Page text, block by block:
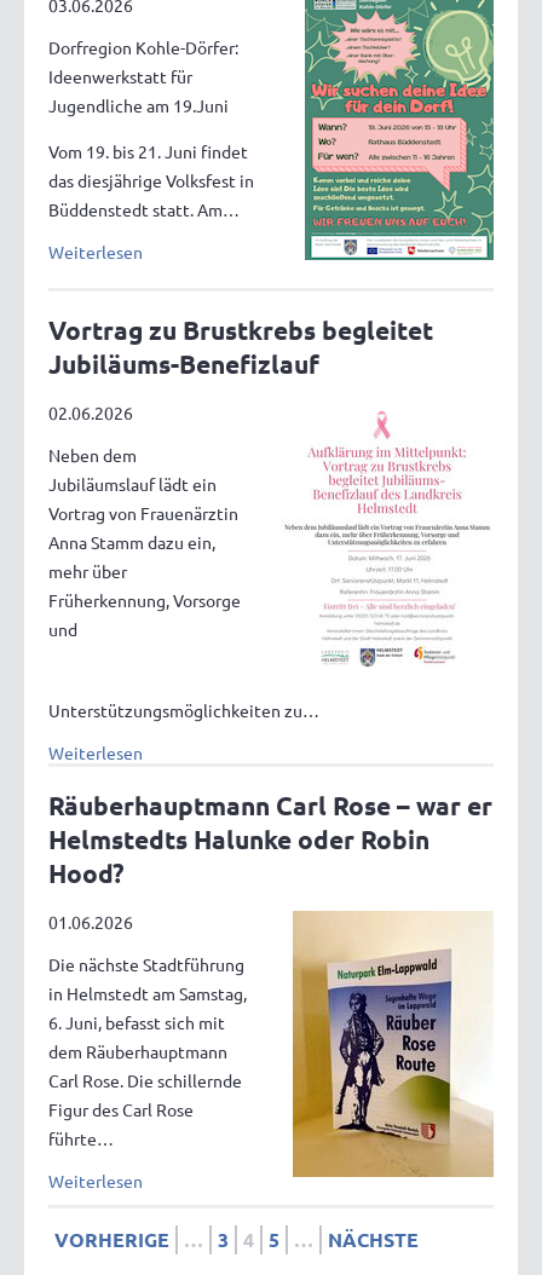
03.06.2026
Dorfregion Kohle-Dörfer:
Ideenwerkstatt für
Jugendliche am 19.Juni
Vom 19. bis 21. Juni findet
das diesjährige Volksfest in
Büddenstedt statt. Am…
Weiterlesen
Vortrag zu Brustkrebs begleitet
Jubiläums-Benefizlauf
02.06.2026
Neben dem
Jubiläumslauf lädt ein
Vortrag von Frauenärztin
Anna Stamm dazu ein,
mehr über
Früherkennung, Vorsorge
und
Unterstützungsmöglichkeiten zu…
Weiterlesen
Räuberhauptmann Carl Rose – war er
Helmstedts Halunke oder Robin
Hood?
01.06.2026
Die nächste Stadtführung
in Helmstedt am Samstag,
6. Juni, befasst sich mit
dem Räuberhauptmann
Carl Rose. Die schillernde
Figur des Carl Rose
führte…
Weiterlesen
VORHERIGE … 3 4 5 … NÄCHSTE